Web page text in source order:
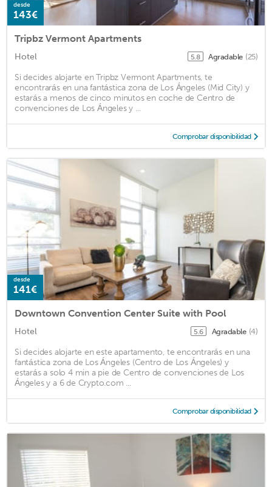
desde
143€
Tripbz Vermont Apartments
Hotel 5.8 Agradable (25)
Si decides alojarte en Tripbz Vermont Apartments, te
encontrarás en una fantástica zona de Los Ángeles (Mid City) y
estarás a menos de cinco minutos en coche de Centro de
convenciones de Los Ángeles y ...
Comprobar disponibilidad
desde
141€
Downtown Convention Center Suite with Pool
Hotel 5.6 Agradable (4)
Si decides alojarte en este apartamento, te encontrarás en una
fantástica zona de Los Ángeles (Centro de Los Ángeles) y
estarás a solo 4 min a pie de Centro de convenciones de Los
Ángeles y a 6 de Crypto.com ...
Comprobar disponibilidad